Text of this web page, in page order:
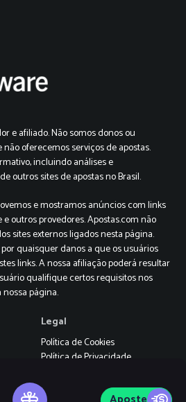
e afiliado. Não somos donos ou
oferecemos serviços de apostas.
incluindo análises e
outros sites de apostas no Brasil.
e mostramos anúncios com links
outros provedores. Apostas.com não
sites externos ligados nesta página.
quaisquer danos a que os usuários
links. A nossa afiliação poderá resultar
qualifique certos requisitos nos
página.
Legal
Política de Cookies
Política de Privacidade
+18